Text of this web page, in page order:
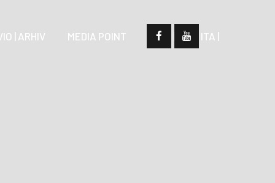
| ARHIV MEDIA POINT | SLO | | ITA |